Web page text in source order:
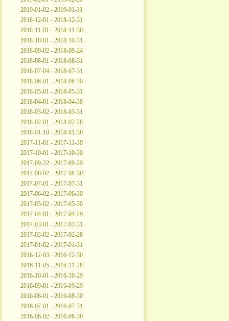
2019-01-02 - 2019-01-31
2018-12-01 - 2018-12-31
2018-11-01 - 2018-11-30
2018-10-01 - 2018-10-31
2018-09-02 - 2018-09-24
2018-08-01 - 2018-08-31
2018-07-04 - 2018-07-31
2018-06-01 - 2018-06-30
2018-05-01 - 2018-05-31
2018-04-01 - 2018-04-30
2018-03-02 - 2018-03-31
2018-02-01 - 2018-02-28
2018-01-10 - 2018-01-30
2017-11-01 - 2017-11-30
2017-10-01 - 2017-10-30
2017-09-22 - 2017-09-29
2017-08-02 - 2017-08-30
2017-07-01 - 2017-07-31
2017-06-02 - 2017-06-30
2017-05-02 - 2017-05-30
2017-04-01 - 2017-04-29
2017-03-01 - 2017-03-31
2017-02-02 - 2017-02-28
2017-01-02 - 2017-01-31
2016-12-03 - 2016-12-30
2016-11-05 - 2016-11-28
2016-10-01 - 2016-10-29
2016-09-01 - 2016-09-29
2016-08-01 - 2016-08-30
2016-07-01 - 2016-07-31
2016-06-02 - 2016-06-30